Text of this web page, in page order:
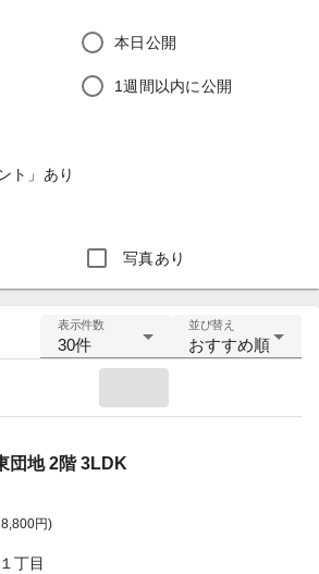
本日公開
1週間以内に公開
ト」あり
写真あり
表示件数
30件
並び替え
おすすめ順
団地 2階 3LDK
円)
丁目